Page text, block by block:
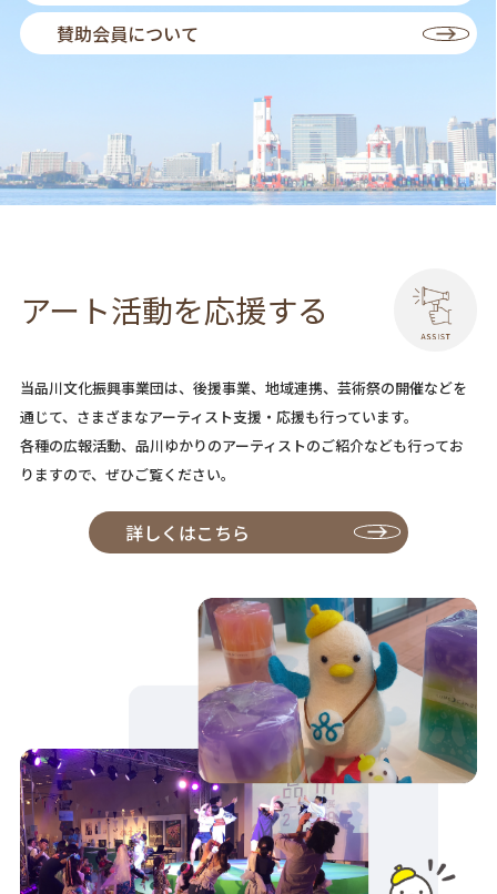
賛助会員について
アート活動を応援する
当品川文化振興事業団は、後援事業、地域連携、芸術祭の開催などを
通じて、さまざまなアーティスト支援・応援も行っています。
各種の広報活動、品川ゆかりのアーティストのご紹介なども行ってお
りますので、ぜひご覧ください。
詳しくはこちら